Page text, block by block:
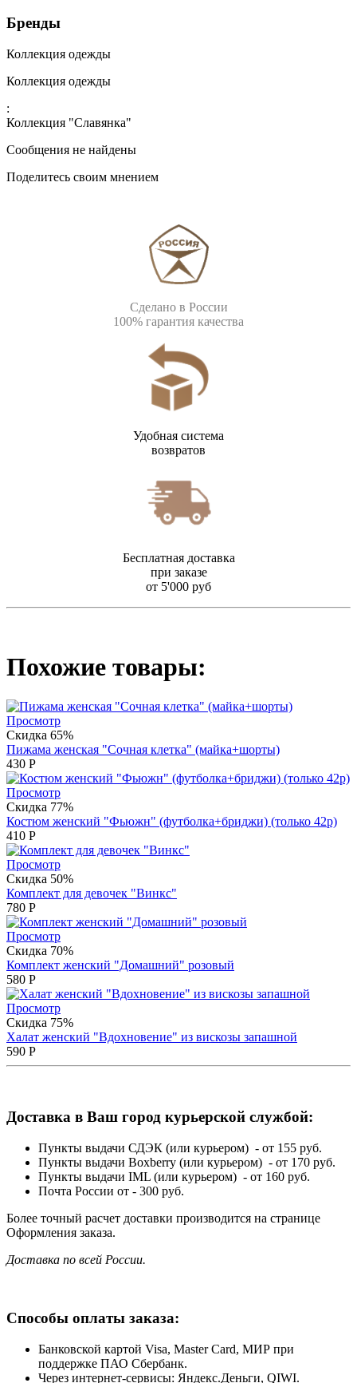
Бренды
Коллекция одежды
Коллекция одежды
:
Коллекция "Славянка"
Сообщения не найдены
Поделитесь своим мнением
Сделано в России
100% гарантия качества
Удобная система
возвратов
Бесплатная доставка
при заказе
от 5'000 руб
Похожие товары:
Просмотр
Скидка 65%
Пижама женская "Сочная клетка" (майка+шорты)
430 Р
Просмотр
Скидка 77%
Костюм женский "Фьюжн" (футболка+бриджи) (только 42р)
410 Р
Просмотр
Скидка 50%
Комплект для девочек "Винкс"
780 Р
Просмотр
Скидка 70%
Комплект женский "Домашний" розовый
580 Р
Просмотр
Скидка 75%
Халат женский "Вдохновение" из вискозы запашной
590 Р
Доставка в Ваш город курьерской службой:
Пункты выдачи СДЭК (или курьером) - от 155 руб.
Пункты выдачи Boxberry (или курьером) - от 170 руб.
Пункты выдачи IML (или курьером) - от 160 руб.
Почта России от - 300 руб.
Более точный расчет доставки производится на странице
Оформления заказа.
Доставка по всей России.
Способы оплаты заказа:
Банковской картой Visa, Master Card, МИР при
поддержке ПАО Сбербанк.
Через интернет-сервисы: Яндекс.Деньги, QIWI.